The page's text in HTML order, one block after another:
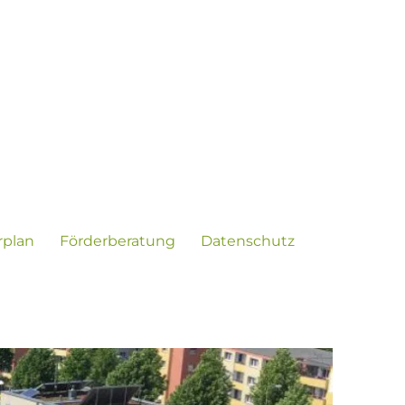
Förderberatung Datenschutz